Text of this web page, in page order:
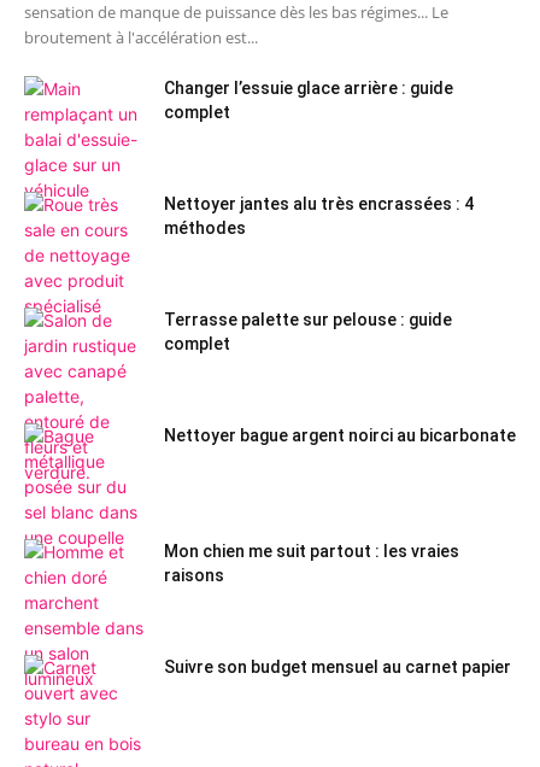
sensation de manque de puissance dès les bas régimes... Le
broutement à l'accélération est...
Changer l’essuie glace arrière : guide
complet
Nettoyer jantes alu très encrassées : 4
méthodes
Terrasse palette sur pelouse : guide
complet
Nettoyer bague argent noirci au bicarbonate
Mon chien me suit partout : les vraies
raisons
Suivre son budget mensuel au carnet papier